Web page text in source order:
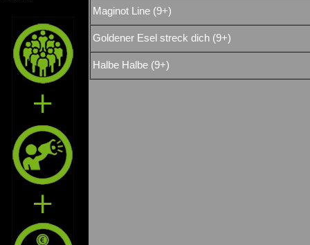
Maginot Line (9+)
Goldener Esel streck dich (9+)
Halbe Halbe (9+)